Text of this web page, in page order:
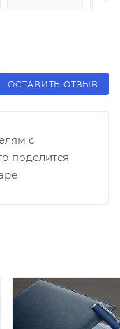
ОСТАВИТЬ ОТЗЫВ
с
поделится